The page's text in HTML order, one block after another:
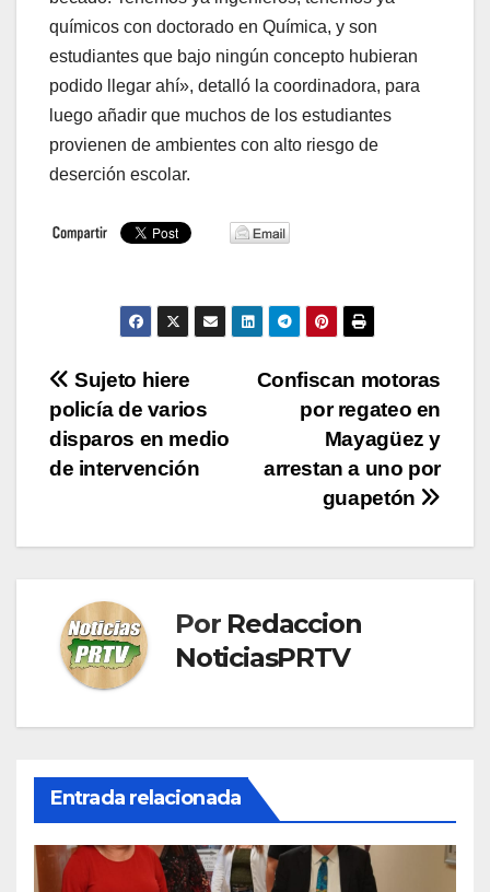
químicos con doctorado en Química, y son
estudiantes que bajo ningún concepto hubieran
podido llegar ahí», detalló la coordinadora, para
luego añadir que muchos de los estudiantes
provienen de ambientes con alto riesgo de
deserción escolar.
Navegación
de
entradas
Confiscan motoras
por regateo en
Mayagüez y
arrestan a uno por
guapetón
Sujeto hiere
policía de varios
disparos en medio
de intervención
Por Redaccion
NoticiasPRTV
Entrada relacionada